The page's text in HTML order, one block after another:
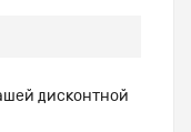
дисконтной